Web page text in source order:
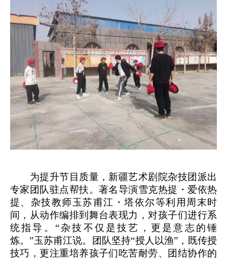
为提升节目质量，新疆艺术剧院杂技团派出
专家团队驻点帮扶。著名导演雪克热提・爱依热
提、杂技教师玉苏甫江・塔依尔等利用周末时
间，从动作编排到舞台表现力，对孩子们进行系
统指导。 “杂技不仅是技艺，更是意志的锤
炼。”玉苏甫江说。团队坚持“授人以渔”，既传授
技巧，更注重培养孩子们吃苦耐劳、团结协作的